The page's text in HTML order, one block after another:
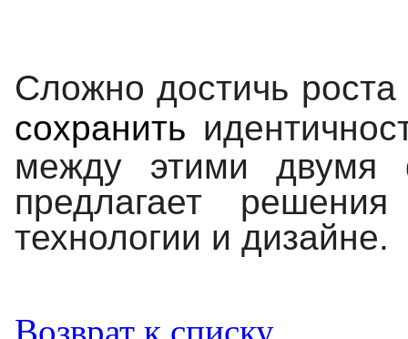
Сложно достичь роста
сохранить
между этими
двумя
предлагает решения
технологии и дизайне.